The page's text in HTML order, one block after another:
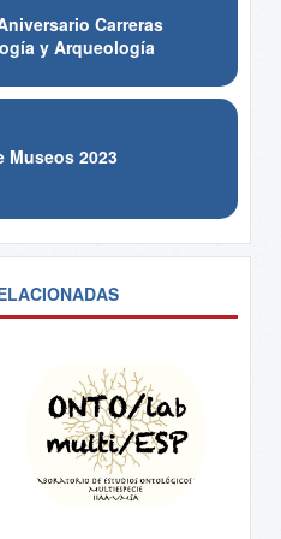
Carreras
y Arqueología
Museos 2023